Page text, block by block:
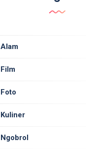
Alam
Film
Foto
Kuliner
Ngobrol